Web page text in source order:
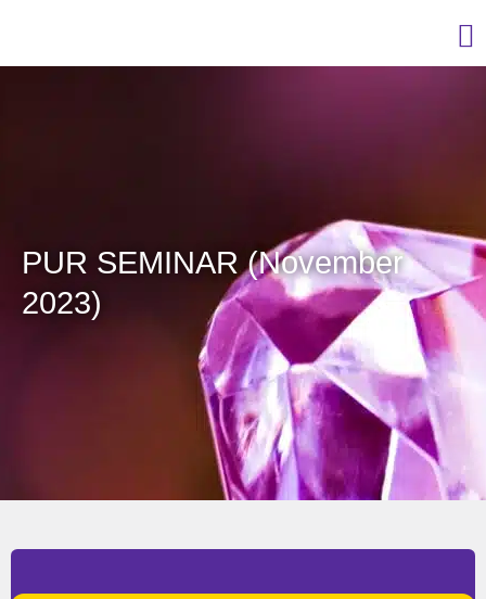
PUR SEMINAR (November
2023)